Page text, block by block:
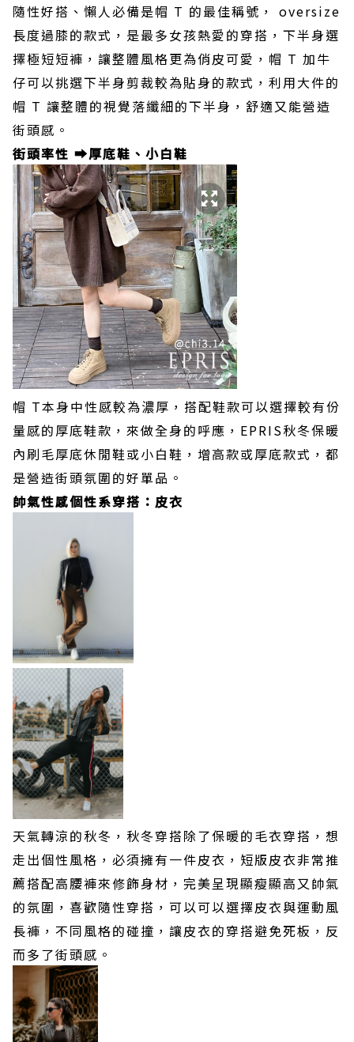
隨性好搭、懶人必備是帽 T 的最佳稱號， oversize
長度過膝的款式，是最多女孩熱愛的穿搭，下半身選
擇極短短褲，讓整體風格更為俏皮可愛，帽 T 加牛
仔可以挑選下半身剪裁較為貼身的款式，利用大件的
帽 T 讓整體的視覺落纖細的下半身，舒適又能營造
街頭感。
街頭率性 ➡️厚底鞋、小白鞋
帽 T本身中性感較為濃厚，搭配鞋款可以選擇較有份
量感的厚底鞋款，來做全身的呼應，EPRIS秋冬保暖
內刷毛厚底休閒鞋或小白鞋，增高款或厚底款式，都
是營造街頭氛圍的好單品。
帥氣性感個性系穿搭：皮衣
天氣轉涼的秋冬，秋冬穿搭除了保暖的毛衣穿搭，想
走出個性風格，必須擁有一件皮衣，短版皮衣非常推
薦搭配高腰褲來修飾身材，完美呈現顯瘦顯高又帥氣
的氛圍，喜歡隨性穿搭，可以可以選擇皮衣與運動風
長褲，不同風格的碰撞，讓皮衣的穿搭避免死板，反
而多了街頭感。